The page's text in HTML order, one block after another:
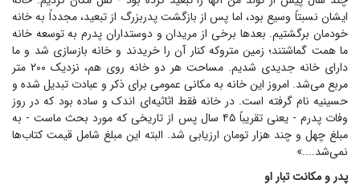
ایشان نسبتاً وسیع بود، اما پس از بازگشت پدربزرگ از تبعید، مجدداً به خانه
خودمان برگشتیم. بعد‌ها برخی از مریدان و دوستداران پدرم به توسعه خانه
ما همت گماشتند؛ زمین متروکه کنار آن را خریدند و خانه بازسازی شد و ما
دارای خانه جدیدی شدیم. مساحت هر دو خانه روی هم، نزدیک ۲۰۰ متر
مربع می‌شد. امروز این خانه به مکانی عمومی برای ذکر و عبادت تبدیل شده و
حسینیه نام گرفته است. در خانه فقط اثاثیه‌ای اندک و ساده بود که در روز
وفات پدرم - یعنی تقریباً ۴۵ سال پس از تاریخی که مورد بحث ماست - به
مبلغ چهل و چند هزار تومان ارزیابی شد. البته این مبلغ شامل قیمت کتاب‌ها
نمی‌شد....»
پدر و مکانت تبار او